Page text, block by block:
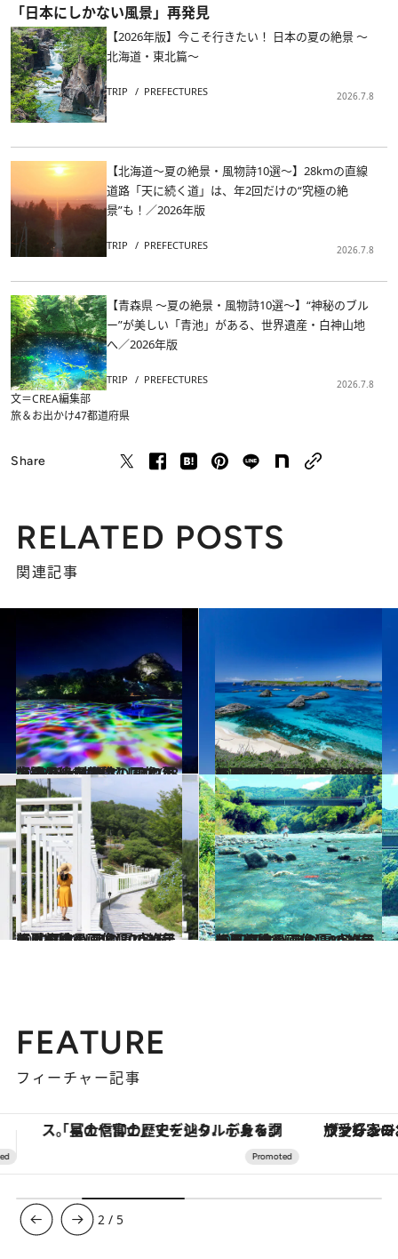
「日本にしかない風景」再発見
【2026年版】今こそ行きたい！ 日本の夏の絶景 ～
北海道・東北篇～
TRIP PREFECTURES 2026.7.8
【北海道～夏の絶景・風物詩10選～】28kmの直線
道路「天に続く道」は、年2回だけの“究極の絶
景”も！／2026年版
TRIP PREFECTURES 2026.7.8
【青森県 ～夏の絶景・風物詩10選～】“神秘のブル
ー”が美しい「青池」がある、世界遺産・白神山地
へ／2026年版
TRIP PREFECTURES 2026.7.8
文＝CREA編集部
旅＆お出かけ47都道府県
Share
RELATED POSTS
関連記事
2022.7.16
【夏の絶景画像】2022年版 九州・沖縄エリアの夏の絶景＆風物詩の画像(48点)をチェック！
旅＆お出かけ 2022.7.24
【夏の絶景画像】2022年版 関東エリアの夏の絶景＆風物詩の画像(42点)をチェック！
旅＆お出かけ
2022.7.12
【夏の絶景画像】2022年版 中国エリアの夏の絶景＆風物詩の画像(30点)をチェック！
旅＆お出かけ 2022.7.12
【夏の絶景画像】2022年版 四国エリアの夏の絶景＆風物詩の画像(24点)をチェック！
旅＆お出かけ
FEATURE
フィーチャー記事
ヴァシュロン・コンスタンタン「オーヴァーシーズ・オートマティック」。旅愛好家のお気に入りコレクションから、ジェンダーレスな新作が登場 【夏限定ディナーコース】旬を
3 / 5